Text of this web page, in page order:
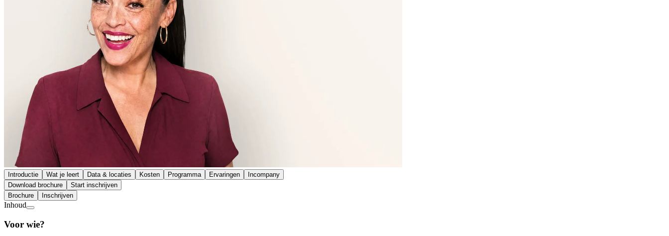
Introductie Wat je leert Data & locaties Kosten Programma Ervaringen
Incompany
Download brochure
Start inschrijven
Brochure
Inschrijven
Inhoud
Voor wie?